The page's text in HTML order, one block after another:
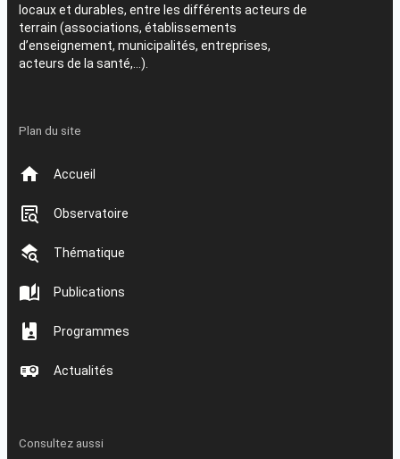
locaux et durables, entre les différents acteurs de
terrain (associations, établissements
d’enseignement, municipalités, entreprises,
acteurs de la santé,…).
Plan du site
Accueil
Observatoire
Thématique
Publications
Programmes
Actualités
Consultez aussi